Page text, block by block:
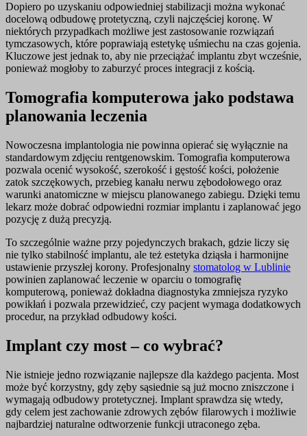
Dopiero po uzyskaniu odpowiedniej stabilizacji można wykonać
docelową odbudowę protetyczną, czyli najczęściej koronę. W
niektórych przypadkach możliwe jest zastosowanie rozwiązań
tymczasowych, które poprawiają estetykę uśmiechu na czas gojenia.
Kluczowe jest jednak to, aby nie przeciążać implantu zbyt wcześnie,
ponieważ mogłoby to zaburzyć proces integracji z kością.
Tomografia komputerowa jako podstawa
planowania leczenia
Nowoczesna implantologia nie powinna opierać się wyłącznie na
standardowym zdjęciu rentgenowskim. Tomografia komputerowa
pozwala ocenić wysokość, szerokość i gęstość kości, położenie
zatok szczękowych, przebieg kanału nerwu zębodołowego oraz
warunki anatomiczne w miejscu planowanego zabiegu. Dzięki temu
lekarz może dobrać odpowiedni rozmiar implantu i zaplanować jego
pozycję z dużą precyzją.
To szczególnie ważne przy pojedynczych brakach, gdzie liczy się
nie tylko stabilność implantu, ale też estetyka dziąsła i harmonijne
ustawienie przyszłej korony. Profesjonalny stomatolog w Lublinie
powinien zaplanować leczenie w oparciu o tomografię
komputerową, ponieważ dokładna diagnostyka zmniejsza ryzyko
powikłań i pozwala przewidzieć, czy pacjent wymaga dodatkowych
procedur, na przykład odbudowy kości.
Implant czy most – co wybrać?
Nie istnieje jedno rozwiązanie najlepsze dla każdego pacjenta. Most
może być korzystny, gdy zęby sąsiednie są już mocno zniszczone i
wymagają odbudowy protetycznej. Implant sprawdza się wtedy,
gdy celem jest zachowanie zdrowych zębów filarowych i możliwie
najbardziej naturalne odtworzenie funkcji utraconego zęba.